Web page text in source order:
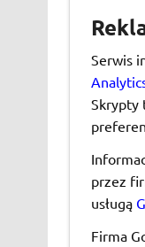
Serwis
Skrypty
przez
usługą
Firma